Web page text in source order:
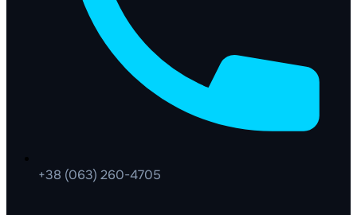
+38 (063) 260-4705